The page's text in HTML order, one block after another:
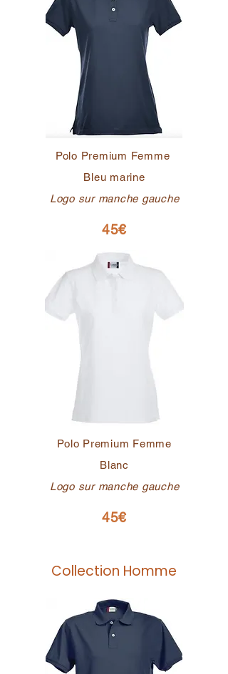
Polo Premium Femme
Bleu marine
Logo sur manche gauche
45€
Polo Premium Femme
Blanc
Logo sur manche gauche
45€
Collection Homme